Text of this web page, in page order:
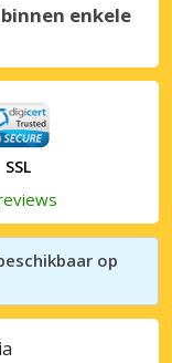
enkele
SSL
op